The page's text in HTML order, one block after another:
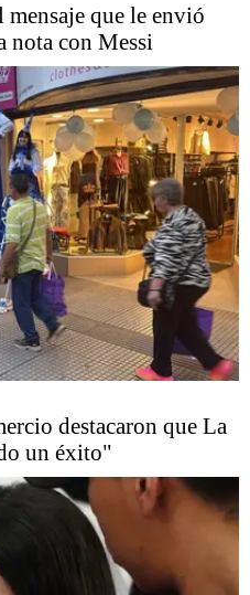
que le envió
nota con Messi
destacaron que La
un éxito"